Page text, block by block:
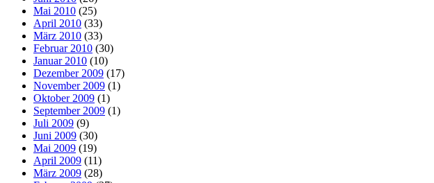
Mai 2010 (25)
April 2010 (33)
März 2010 (33)
Februar 2010 (30)
Januar 2010 (10)
Dezember 2009 (17)
November 2009 (1)
Oktober 2009 (1)
September 2009 (1)
Juli 2009 (9)
Juni 2009 (30)
Mai 2009 (19)
April 2009 (11)
März 2009 (28)